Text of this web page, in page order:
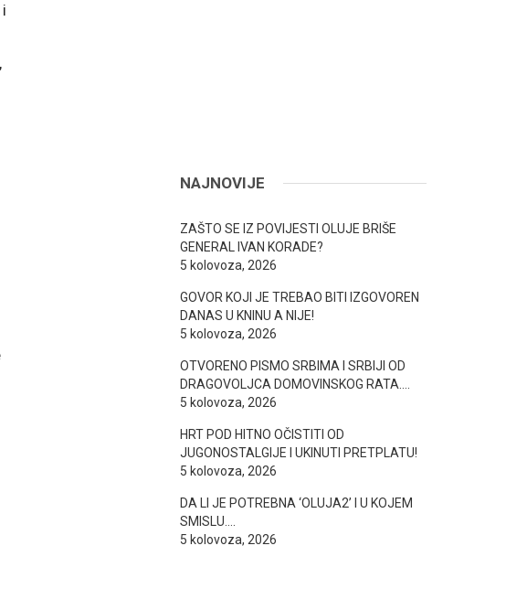
NAJNOVIJE
ZAŠTO SE IZ POVIJESTI OLUJE BRIŠE
GENERAL IVAN KORADE?
5 kolovoza, 2026
GOVOR KOJI JE TREBAO BITI IZGOVOREN
DANAS U KNINU A NIJE!
5 kolovoza, 2026
OTVORENO PISMO SRBIMA I SRBIJI OD
DRAGOVOLJCA DOMOVINSKOG RATA….
5 kolovoza, 2026
HRT POD HITNO OČISTITI OD
JUGONOSTALGIJE I UKINUTI PRETPLATU!
5 kolovoza, 2026
DA LI JE POTREBNA ‘OLUJA2’ I U KOJEM
SMISLU….
5 kolovoza, 2026